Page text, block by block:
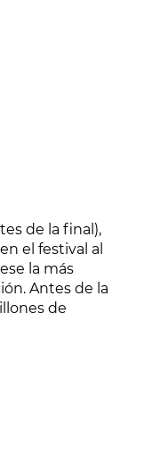
de la final),
el festival al
la más
Antes de la
de